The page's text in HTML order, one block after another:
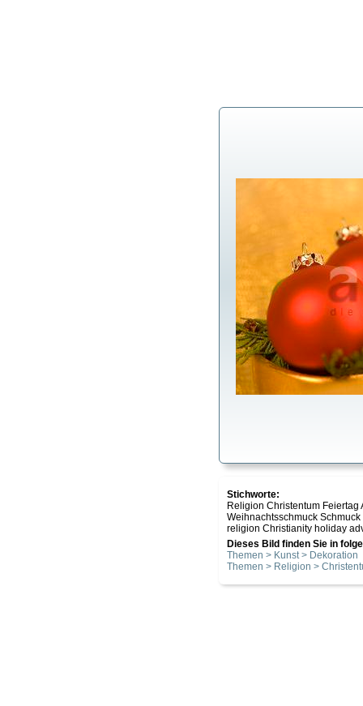
Stichworte:
Religion Christentum
Weihnachtsschmuck
religion Christianity holiday
Dieses Bild finden Sie in
Themen > Kunst > Dekoration
Themen > Religion >